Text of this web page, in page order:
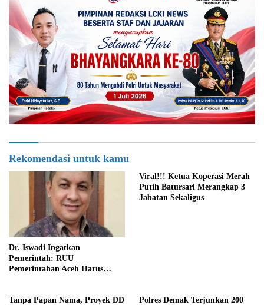
Rekomendasi untuk kamu
Dr. Iswadi Ingatkan
Pemerintah: RUU
Pemerintahan Aceh Harus
Viral!!! Ketua Koperasi Merah
Putih Batursari Merangkap 3
Jabatan Sekaligus
Tanpa Papan Nama, Proyek DD
Polres Demak Terjunkan 200